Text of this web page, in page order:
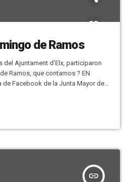
de Ramos
del Ajuntament d'Elx, participaron
Ramos, que contamos ? EN
de Facebook de la Junta Mayor de
la colaboración de Urbaser-Elx
insert_link